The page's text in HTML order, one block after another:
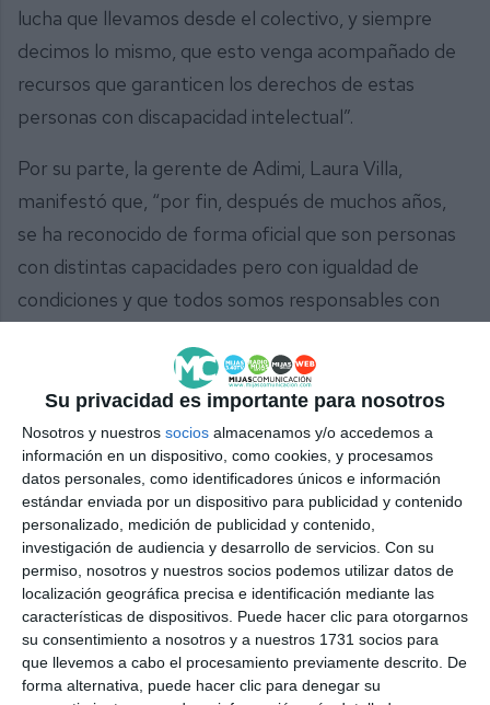
Su privacidad es importante para nosotros
Nosotros y nuestros socios almacenamos y/o accedemos a
información en un dispositivo, como cookies, y procesamos
datos personales, como identificadores únicos e información
estándar enviada por un dispositivo para publicidad y contenido
personalizado, medición de publicidad y contenido,
investigación de audiencia y desarrollo de servicios. Con su
permiso, nosotros y nuestros socios podemos utilizar datos de
localización geográfica precisa e identificación mediante las
características de dispositivos. Puede hacer clic para otorgarnos
su consentimiento a nosotros y a nuestros 1731 socios para
que llevemos a cabo el procesamiento previamente descrito. De
forma alternativa, puede hacer clic para denegar su
lucha que llevamos desde el colectivo, y siempre
decimos lo mismo, que esto venga acompañado de
recursos que garanticen los derechos de estas
personas con discapacidad intelectual”.
Por su parte, la gerente de Adimi, Laura Villa,
manifestó que, “por fin, después de muchos años,
se ha reconocido de forma oficial que son personas
con distintas capacidades pero con igualdad de
condiciones y que todos somos responsables con
derechos de las personas que tienen algún tipo de
discapacidad, que, al fin y al cabo, podemos ser
todos en algún momento”.
Las familias celebran la erradicación del término de
la Carta Magna con alegría pero también, dice José
Antonio Abad, padre de un usuario de Adimi con
autismo, “con un poco de resquemor porque esta
reforma debería ir acompañada de otras medidas
como mayor ayuda a la dependencia, a la
retroactividad, mayor número de plazas en centros